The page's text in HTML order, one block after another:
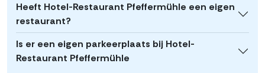
Heeft Hotel-Restaurant Pfeffermühle een eigen
restaurant?
Is er een eigen parkeerplaats bij Hotel-
Restaurant Pfeffermühle